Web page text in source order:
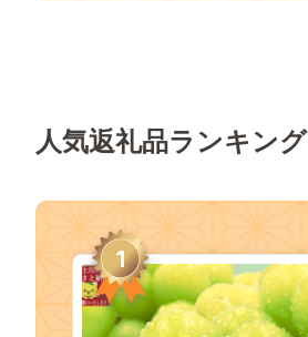
人気返礼品ランキング
1